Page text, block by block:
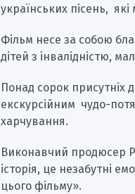
українських пісень,
Фільм несе за собою
дітей з інвалідністю,
Понад сорок присутніх
екскурсійним чудо-
харчування.
Виконавчий продюсер
історія, це незабутні
цього фільму».